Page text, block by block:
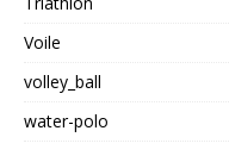
Voile
volley_ball
water-polo